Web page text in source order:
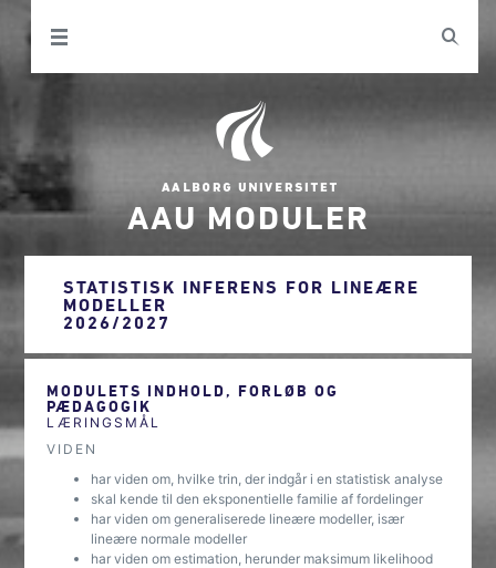
AAU MODULER
STATISTISK INFERENS FOR LINEÆRE
MODELLER
2026/2027
MODULETS INDHOLD, FORLØB OG
PÆDAGOGIK
LÆRINGSMÅL
VIDEN
har viden om, hvilke trin, der indgår i en statistisk analyse
skal kende til den eksponentielle familie af fordelinger
har viden om generaliserede lineære modeller, især
lineære normale modeller
har viden om estimation, herunder maksimum likelihood